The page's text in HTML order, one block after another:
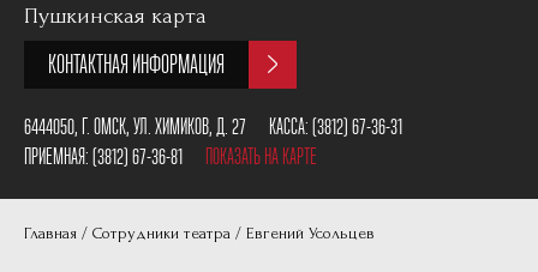
Пушкинская картаНаши партнеры
Пушкинская карта
КОНТАКТНАЯ ИНФОРМАЦИЯ
6444050, Г. ОМСК, УЛ. ХИМИКОВ, Д. 27 КАССА:(3812) 67-36-31
ПРИЕМНАЯ:(3812) 67-36-81 ПОКАЗАТЬ НА КАРТЕ
Главная Сотрудники театра Евгений Усольцев